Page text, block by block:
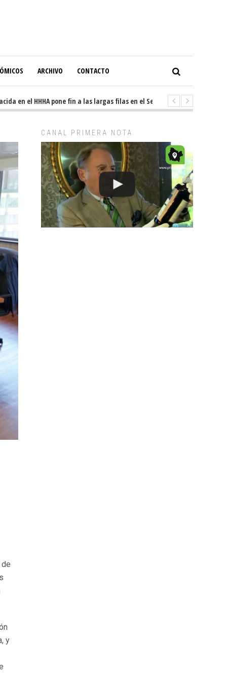
ARCHIVO CONTACTO
en el HHHA pone fin a las largas filas en el Servicio de Imagenología
y
CANAL PRIMERA NOTA